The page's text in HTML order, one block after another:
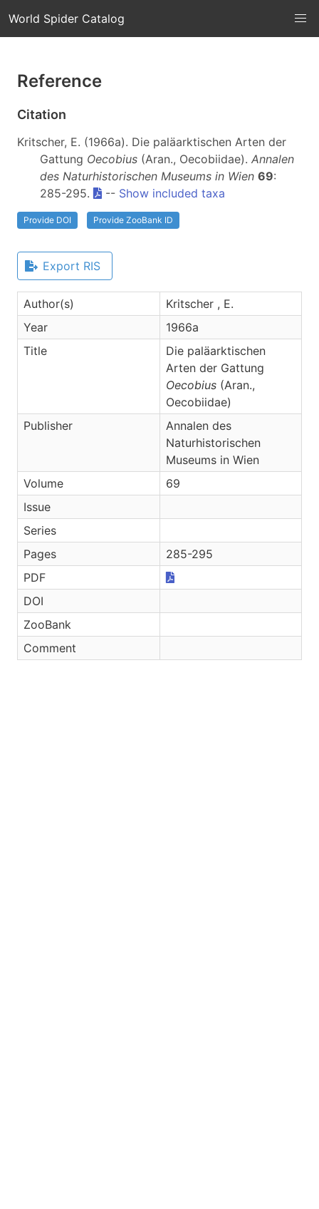
World Spider Catalog
Reference
Citation
Kritscher, E. (1966a). Die paläarktischen Arten der
Gattung Oecobius (Aran., Oecobiidae). Annalen
des Naturhistorischen Museums in Wien 69:
285-295.
-- Show included taxa
Provide DOI Provide ZooBank ID
Export RIS
Author(s)
Kritscher , E.
Year
1966a
Title
Die paläarktischen
Arten der Gattung
Oecobius (Aran.,
Oecobiidae)
Publisher
Annalen des
Naturhistorischen
Museums in Wien
Volume
69
Issue
Series
Pages
285-295
PDF
DOI
ZooBank
Comment